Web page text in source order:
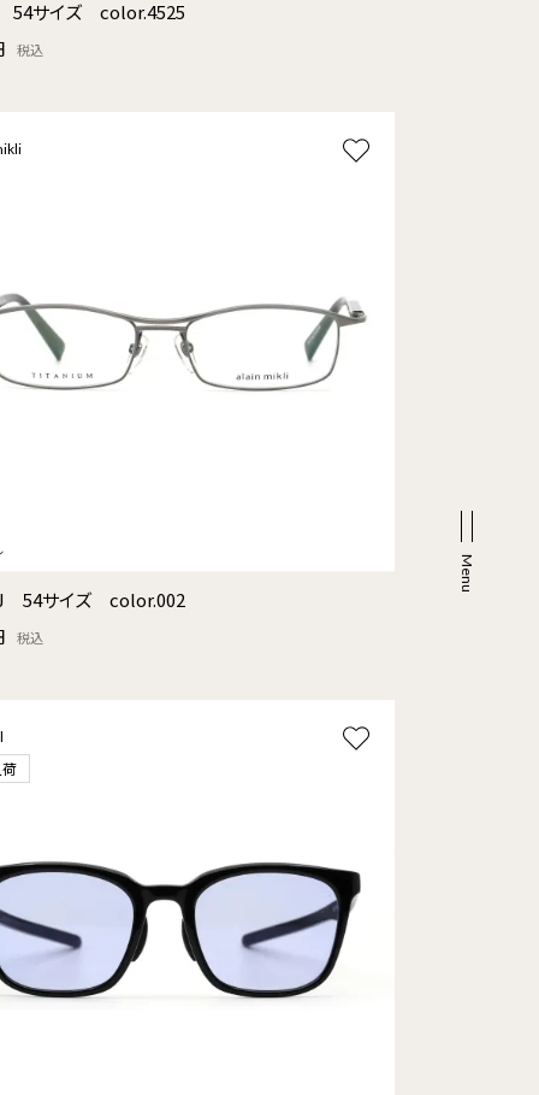
54サイズ color.4525
税込
54サイズ color.002
税込